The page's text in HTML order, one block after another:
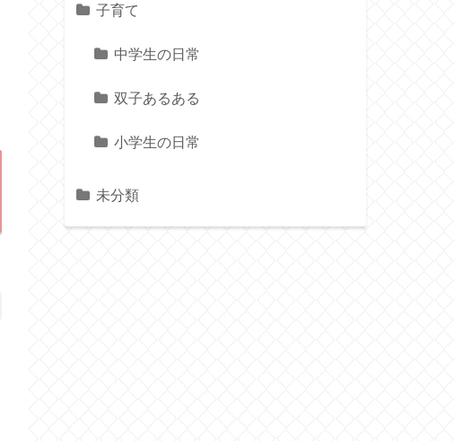
子育て
中学生の日常
双子あるある
小学生の日常
未分類